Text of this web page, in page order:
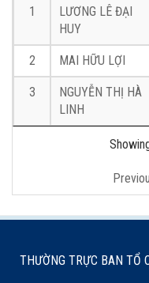
1
LƯƠNG LÊ ĐẠI
HUY
2 MAI HỮU LỢI
3
NGUYỄN THỊ HÀ
LINH
THƯỜNG TRỰC BAN TỔ